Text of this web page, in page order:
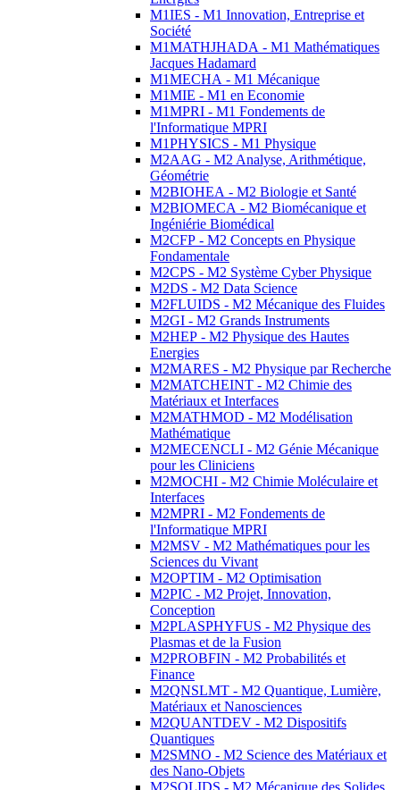
M1IES - M1 Innovation, Entreprise et
Société
M1MATHJHADA - M1 Mathématiques
Jacques Hadamard
M1MECHA - M1 Mécanique
M1MIE - M1 en Economie
M1MPRI - M1 Fondements de
l'Informatique MPRI
M1PHYSICS - M1 Physique
M2AAG - M2 Analyse, Arithmétique,
Géométrie
M2BIOHEA - M2 Biologie et Santé
M2BIOMECA - M2 Biomécanique et
Ingéniérie Biomédical
M2CFP - M2 Concepts en Physique
Fondamentale
M2CPS - M2 Système Cyber Physique
M2DS - M2 Data Science
M2FLUIDS - M2 Mécanique des Fluides
M2GI - M2 Grands Instruments
M2HEP - M2 Physique des Hautes
Energies
M2MARES - M2 Physique par Recherche
M2MATCHEINT - M2 Chimie des
Matériaux et Interfaces
M2MATHMOD - M2 Modélisation
Mathématique
M2MECENCLI - M2 Génie Mécanique
pour les Cliniciens
M2MOCHI - M2 Chimie Moléculaire et
Interfaces
M2MPRI - M2 Fondements de
l'Informatique MPRI
M2MSV - M2 Mathématiques pour les
Sciences du Vivant
M2OPTIM - M2 Optimisation
M2PIC - M2 Projet, Innovation,
Conception
M2PLASPHYFUS - M2 Physique des
Plasmas et de la Fusion
M2PROBFIN - M2 Probabilités et
Finance
M2QNSLMT - M2 Quantique, Lumière,
Matériaux et Nanosciences
M2QUANTDEV - M2 Dispositifs
Quantiques
M2SMNO - M2 Science des Matériaux et
des Nano-Objets
M2SOLIDS - M2 Mécanique des Solides